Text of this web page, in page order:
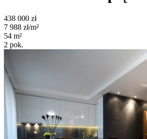
438 000 zł
7 988 zł/m²
54 m²
2 pok.